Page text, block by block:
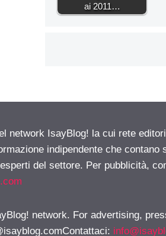
ai 2011…
network IsayBlog! la cui rete
indipendente che contano
del settore. Per pubblicità,
network. For advertising,
: